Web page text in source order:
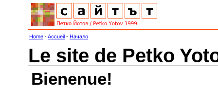
Home -Accueil - Начало
Le site de Petko
Bienenue!